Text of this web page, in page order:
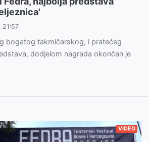
21:57
bogatog takmičarskog, i pratećeg
dodjelom nagrada okončan je
VIDEO